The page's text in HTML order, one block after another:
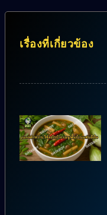
เรื่องที่เกี่ยวข้อง